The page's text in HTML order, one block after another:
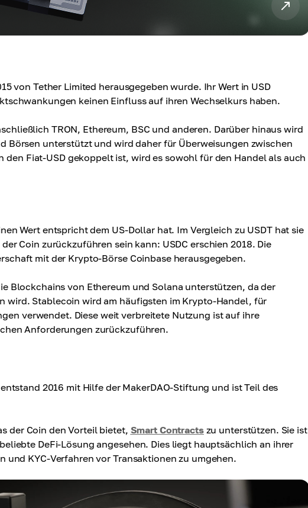
von Tether Limited herausgegeben wurde. Ihr Wert in USD
keinen Einfluss auf ihren Wechselkurs haben.
TRON, Ethereum, BSC und anderen. Darüber hinaus wird
Börsen unterstützt und wird daher für Überweisungen zwischen
den Fiat-USD gekoppelt ist, wird es sowohl für den Handel als auch
Wert entspricht dem US-Dollar hat. Im Vergleich zu USDT hat sie
Coin zurückzuführen sein kann: USDC erschien 2018. Die
mit der Krypto-Börse Coinbase herausgegeben.
Blockchains von Ethereum und Solana unterstützen, da der
wird. Stablecoin wird am häufigsten im Krypto-Handel, für
verwendet. Diese weit verbreitete Nutzung ist auf ihre
Anforderungen zurückzuführen.
2016 mit Hilfe der MakerDAO-Stiftung und ist Teil des
der Coin den Vorteil bietet, Smart Contractszu unterstützen. Sie ist
DeFi-Lösung angesehen. Dies liegt hauptsächlich an ihrer
KYC-Verfahren vor Transaktionen zu umgehen.